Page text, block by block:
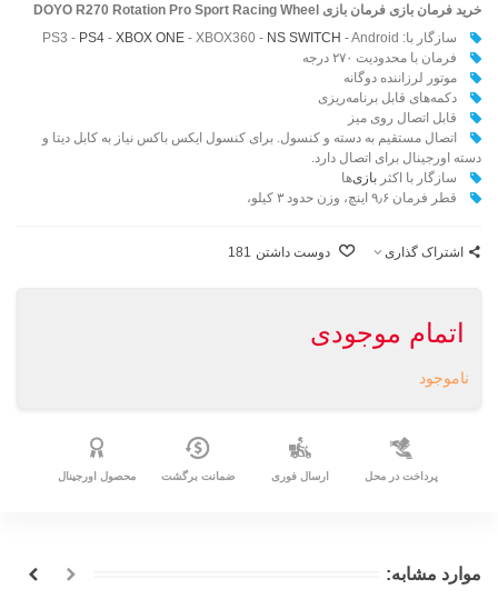
خرید فرمان بازی فرمان بازی DOYO R270 Rotation Pro Sport Racing Wheel
سازگار با:
PS3 - PS4- XBOX ONE- XBOX360 - NS SWITCH - Android
فرمان با محدودیت ۲۷۰ درجه
موتور لرزاننده دوگانه
دکمه‌های قابل برنامه‌ریزی
قابل اتصال روی میز
اتصال مستقیم به دسته و کنسول. برای کنسول ایکس باکس نیاز به کابل دیتا و
دسته اورجینال برای اتصال دارد.
سازگار با اکثربازی‌ها
قطر فرمان ۹٫۶ اینچ، وزن حدود ۳ کیلو،
اشتراک گذاری دوست داشتن 181
اتمام موجودی
ناموجود
پرداخت در محل ارسال فوری ضمانت برگشت محصول اورجینال
موارد مشابه: